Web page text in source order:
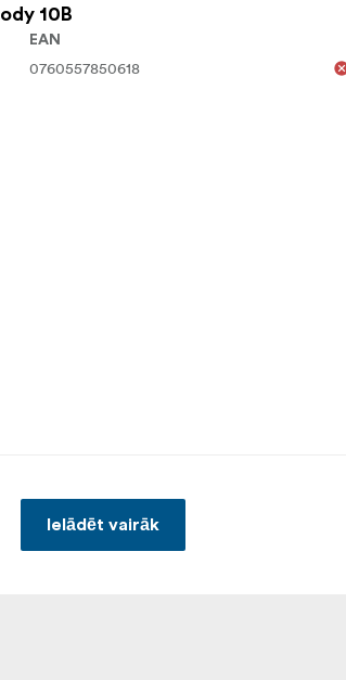
10B
EAN
0760557850618
Ielādēt vairāk